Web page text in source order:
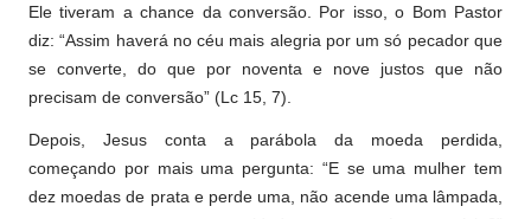
Ele tiveram a chance da conversão. Por isso, o Bom Pastor
diz: “Assim haverá no céu mais alegria por um só pecador que
se converte, do que por noventa e nove justos que não
precisam de conversão” (Lc 15, 7).
Depois, Jesus conta a parábola da moeda perdida,
começando por mais uma pergunta: “E se uma mulher tem
dez moedas de prata e perde uma, não acende uma lâmpada,